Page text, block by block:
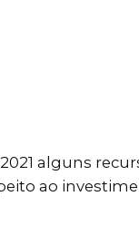
alguns
ao